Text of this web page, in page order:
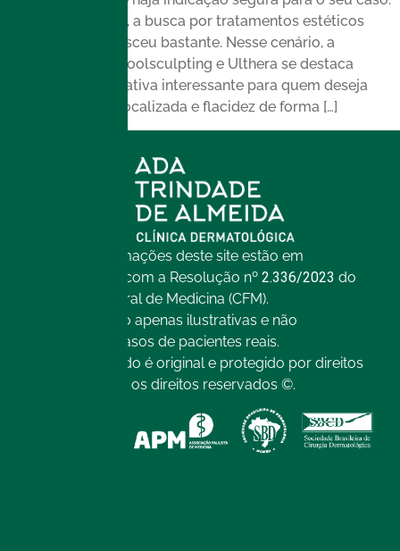
Nos últimos anos, a busca por tratamentos estéticos
não invasivos cresceu bastante. Nesse cenário, a
combinação de Coolsculpting e Ulthera se destaca
como uma alternativa interessante para quem deseja
reduzir gordura localizada e flacidez de forma […]
Todas as informações deste site estão em
conformidade com a Resolução nº 2.336/2023 do
Conselho Federal de Medicina (CFM).
As imagens são apenas ilustrativas e não
representam casos de pacientes reais.
Todo o conteúdo é original e protegido por direitos
autorais. Todos os direitos reservados ©.